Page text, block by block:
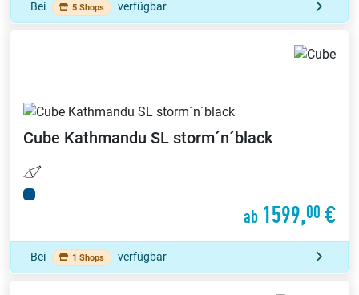
Bei 5 Shops verfügbar
Cube Kathmandu SL storm´n´black
ab 1599,00 €
Bei 1 Shops verfügbar